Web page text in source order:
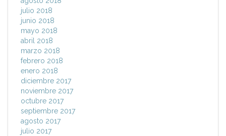
julio 2018
junio 2018
mayo 2018
abril 2018
marzo 2018
febrero 2018
enero 2018
diciembre 2017
noviembre 2017
octubre 2017
septiembre 2017
agosto 2017
julio 2017